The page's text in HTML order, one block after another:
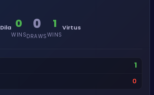
Dila 0
WINS
0
DRAWS
1
WINS
Virtus
1
0